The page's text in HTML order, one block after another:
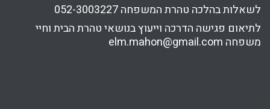
לשאלות בהלכה טהרת המשפחה052-3003227
לתיאום פגישה הדרכה וייעוץ בנושאי טהרת הבית וחיי
משפחה elm.mahon@gmail.com